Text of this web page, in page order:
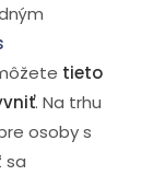
tieto
. Na trhu
osoby s
sa